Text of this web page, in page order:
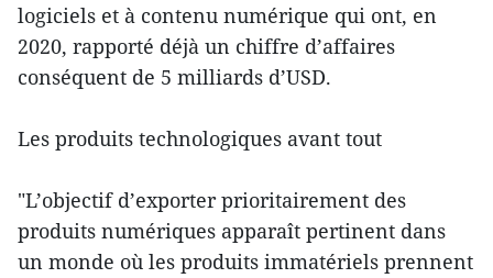
logiciels et à contenu numérique qui ont, en
2020, rapporté déjà un chiffre d’affaires
conséquent de 5 milliards d’USD.
Les produits technologiques avant tout
"L’objectif d’exporter prioritairement des
produits numériques apparaît pertinent dans
un monde où les produits immatériels prennent